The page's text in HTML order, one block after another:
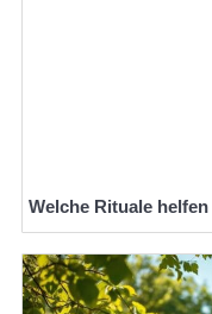
Welche Rituale